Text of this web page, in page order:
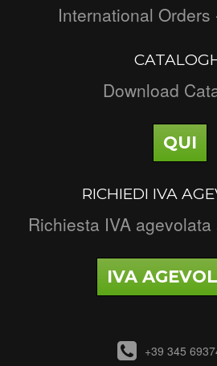
International
Download
QUI
RICHIEDI IVA
Richiesta IVA
IVA
+39 345